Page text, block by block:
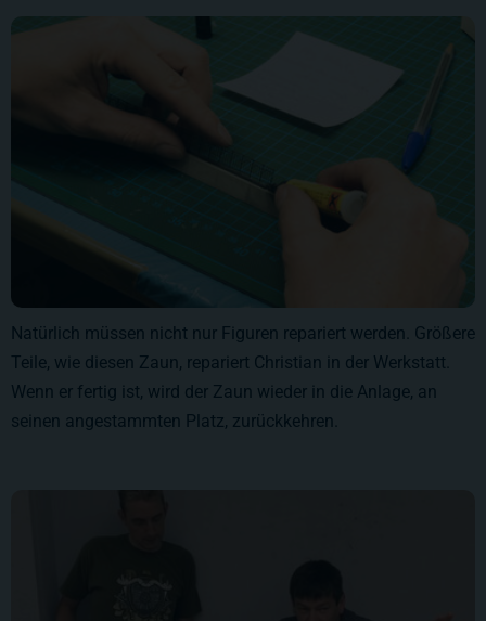
Natürlich müssen nicht nur Figuren repariert werden. Größere
Teile, wie diesen Zaun, repariert Christian in der Werkstatt.
Wenn er fertig ist, wird der Zaun wieder in die Anlage, an
seinen angestammten Platz, zurückkehren.